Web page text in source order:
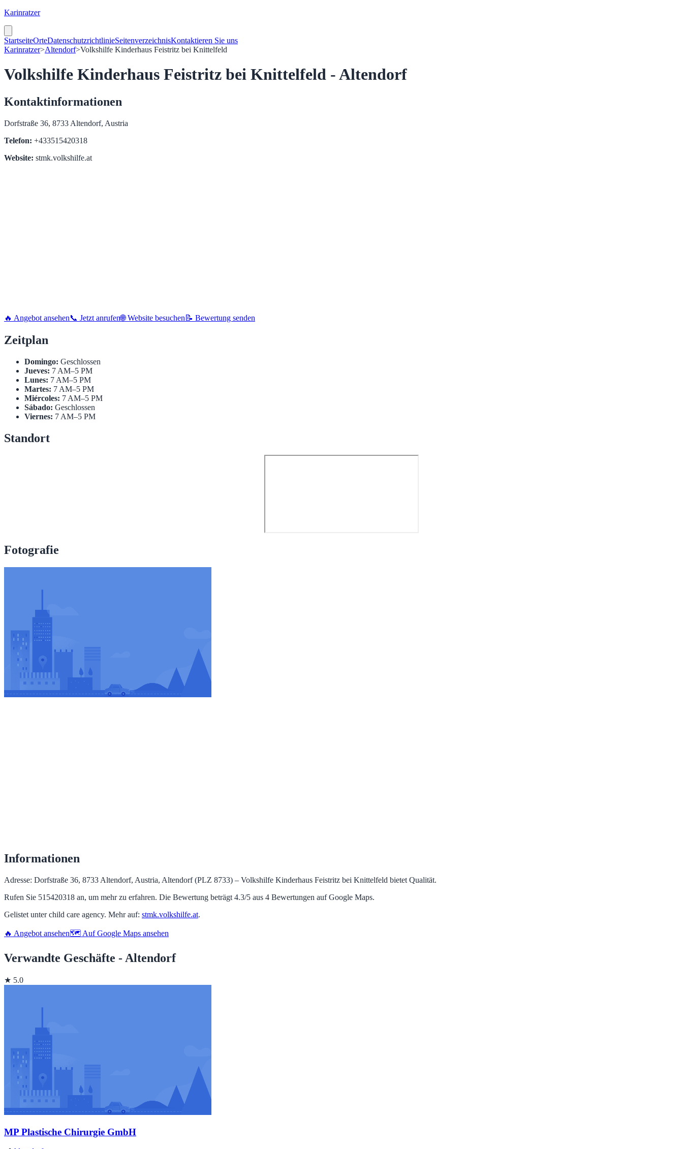
Karinratzer
StartseiteOrteDatenschutzrichtlinieSeitenverzeichnisKontaktieren Sie uns
Karinratzer>Altendorf>Volkshilfe Kinderhaus Feistritz bei Knittelfeld
Volkshilfe Kinderhaus Feistritz bei Knittelfeld - Altendorf
Kontaktinformationen
Dorfstraße 36, 8733 Altendorf, Austria
Telefon: +433515420318
Website: stmk.volkshilfe.at
🔥 Angebot ansehen📞 Jetzt anrufen🌐 Website besuchen 📝 Bewertung senden
Zeitplan
Domingo: Geschlossen
Jueves: 7 AM–5 PM
Lunes: 7 AM–5 PM
Martes: 7 AM–5 PM
Miércoles: 7 AM–5 PM
Sábado: Geschlossen
Viernes: 7 AM–5 PM
Standort
Fotografie
Informationen
Adresse: Dorfstraße 36, 8733 Altendorf, Austria, Altendorf (PLZ 8733) – Volkshilfe Kinderhaus Feistritz bei Knittelfeld bietet Qualität.
Rufen Sie 515420318 an, um mehr zu erfahren. Die Bewertung beträgt 4.3/5 aus 4 Bewertungen auf Google Maps.
Gelistet unter child care agency. Mehr auf: stmk.volkshilfe.at.
🔥 Angebot ansehen🗺️ Auf Google Maps ansehen
Verwandte Geschäfte - Altendorf
★ 5.0
MP Plastische Chirurgie GmbH